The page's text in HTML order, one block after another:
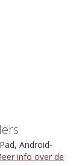
Android-
info over de